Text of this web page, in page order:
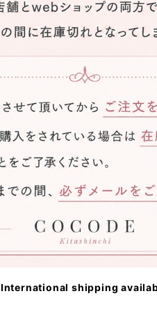
International shipping